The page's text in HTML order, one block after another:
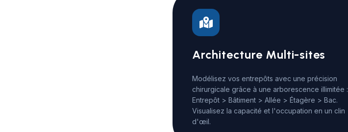
Architecture Multi-sites
Modélisez vos entrepôts avec une précision
chirurgicale grâce à une arborescence illimitée :
Entrepôt > Bâtiment > Allée > Étagère > Bac.
Visualisez la capacité et l'occupation en un clin
d'œil.